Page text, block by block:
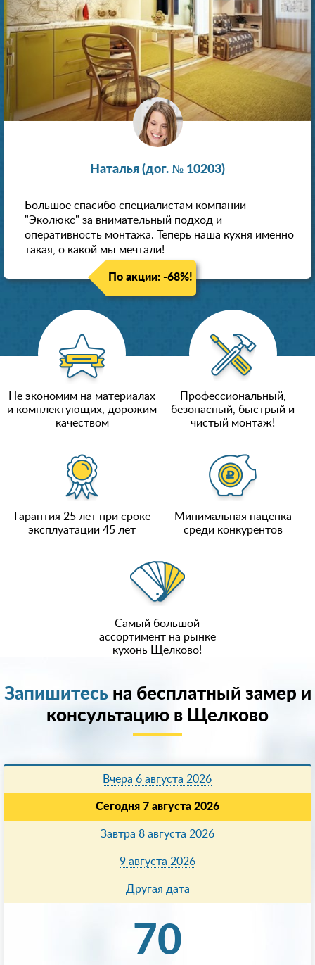
Наталья (дог. № 10203)
Большое спасибо специалистам компании
"Эколюкс" за внимательный подход и
оперативность монтажа. Теперь наша кухня именно
такая, о какой мы мечтали!
По акции: -68%!
Не экономим на материалах
и комплектующих, дорожим
качеством
Профессиональный,
безопасный, быстрый и
чистый монтаж!
Гарантия 25 лет при сроке
эксплуатации 45 лет
Минимальная наценка
среди конкурентов
Самый большой
ассортимент на рынке
кухонь Щелково!
Запишитесьна бесплатный замер и
консультацию в Щелково
Вчера 6 августа 2026
Сегодня 7 августа 2026
Завтра 8 августа 2026
9 августа 2026
Другая дата
70